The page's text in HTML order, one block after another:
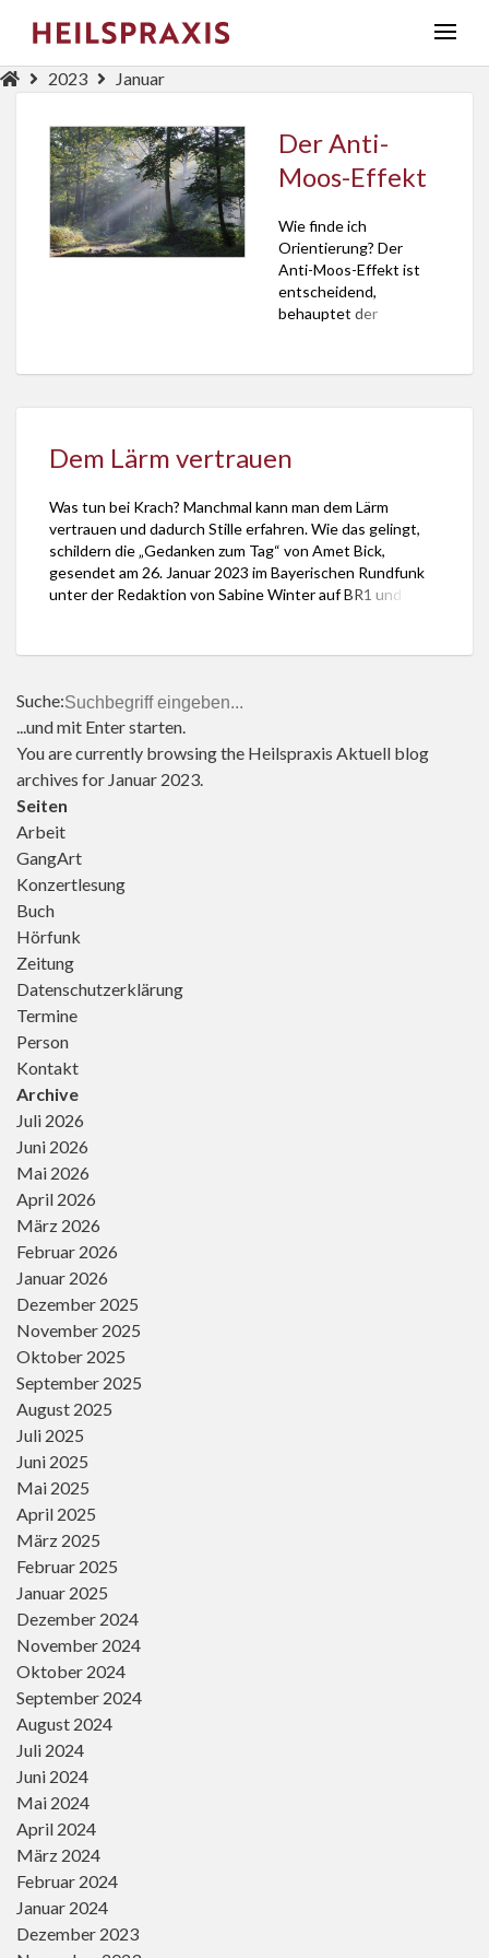
2023 Januar
Der Anti-
Moos-Effekt
Wie finde ich
Orientierung? Der
Anti-Moos-Effekt ist
entscheidend,
behauptet der
Magirius im
zum Tag”, gesendet am
der Redaktion von
Sabine Winter auf BR1
und BR2. Der passende
Weg finde sich
allerdings nicht immer
Dem Lärm vertrauen
Was tun bei Krach? Manchmal kann man dem Lärm
vertrauen und dadurch Stille erfahren. Wie das gelingt,
schildern die „Gedanken zum Tag“ von Amet Bick,
gesendet am 26. Januar 2023 im Bayerischen Rundfunk
unter der Redaktion von Sabine Winter auf BR1 und BR2.
Suche:
...und mit Enter starten.
You are currently browsing the Heilspraxis Aktuell blog
archives for Januar 2023.
Seiten
Arbeit
GangArt
Konzertlesung
Buch
Hörfunk
Zeitung
Datenschutzerklärung
Termine
Person
Kontakt
Archive
Juli 2026
Juni 2026
Mai 2026
April 2026
März 2026
Februar 2026
Januar 2026
Dezember 2025
November 2025
Oktober 2025
September 2025
August 2025
Juli 2025
Juni 2025
Mai 2025
April 2025
März 2025
Februar 2025
Januar 2025
Dezember 2024
November 2024
Oktober 2024
September 2024
August 2024
Juli 2024
Juni 2024
Mai 2024
April 2024
März 2024
Februar 2024
Januar 2024
Dezember 2023